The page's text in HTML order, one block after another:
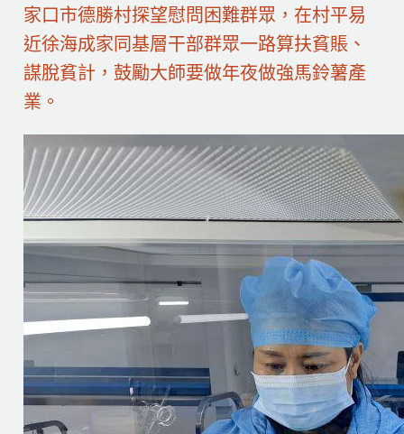
家口市德勝村探望慰問困難群眾，在村平易
近徐海成家同基層干部群眾一路算扶貧賬、
謀脫貧計，鼓勵大師要做年夜做強馬鈴薯產
業。